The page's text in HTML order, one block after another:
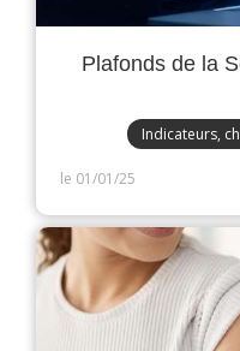
Plafonds de la
Indicateurs,
le 01/01/25